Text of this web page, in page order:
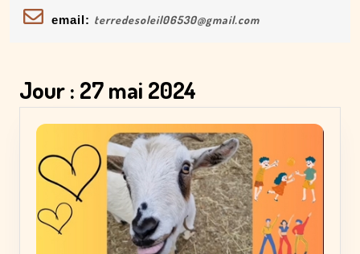
email: terredesoleil06530@gmail.com
Jour : 27 mai 2024